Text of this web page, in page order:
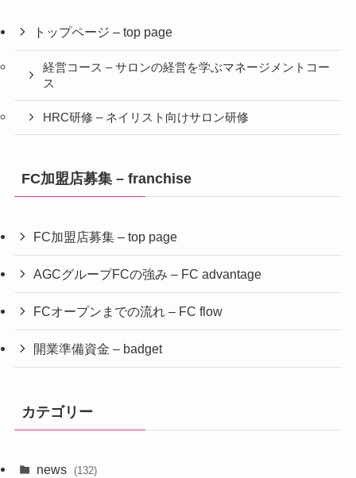
トップページ – top page
経営コース – サロンの経営を学ぶマネージメントコー
ス
HRC研修 – ネイリスト向けサロン研修
FC加盟店募集 – franchise
FC加盟店募集 – top page
AGCグループFCの強み – FC advantage
FCオープンまでの流れ – FC flow
開業準備資金 – badget
カテゴリー
news (132)